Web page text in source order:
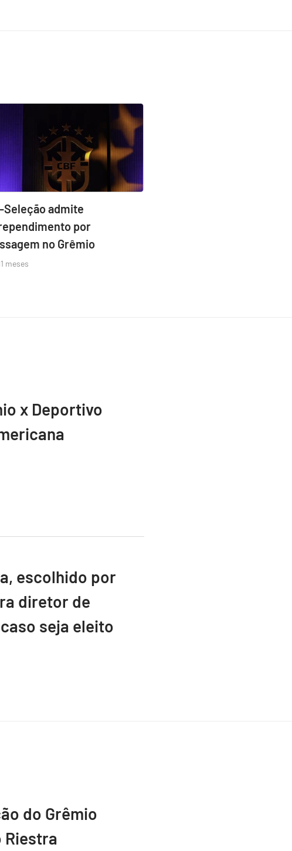
Seleção admite
por
no Grêmio
meses
x Deportivo
escolhido por
diretor de
seja eleito
do Grêmio
Riestra